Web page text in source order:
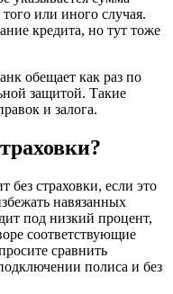
или иного случая.
кредита, но тут тоже
обещает как раз по
защитой. Такие
и залога.
без страховки, если это
навязанных
под низкий процент,
соответствующие
сравнить
полиса и без